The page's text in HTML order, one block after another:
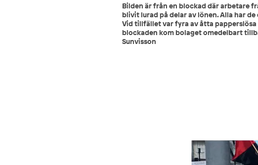
Bilden är från en blockad där arbetare
blivit lurad på delar av lönen. Alla har
Vid tillfället var fyra av åtta
blockaden kom bolaget omedelbart
Sunvisson